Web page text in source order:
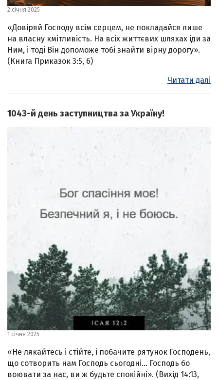
2 січня 2025
«Довіряй Господу всім серцем, не покладайся лише
на власну кмітливість. На всіх життєвих шляхах іди за
Ним, і тоді Він допоможе тобі знайти вірну дорогу».
(Книга Приказок 3:5, 6)
Читати далі
1043-й день заступництва за Україну!
1 січня 2025
«Не лякайтесь і стійте, і побачите рятунок Господень,
що сотворить нам Господь сьогодні… Господь бо
воювати за нас, ви ж будьте спокійні». (Вихід 14:13,